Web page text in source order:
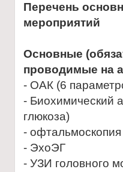
Перечень
мероприятий
Основные
проводимые на
- ОАК (6
- Биохимический
глюкоза)
- офтальмоскопия
- ЭхоЭГ
- УЗИ головного